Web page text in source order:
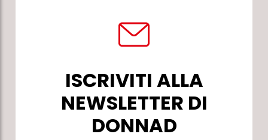
ISCRIVITI ALLA
NEWSLETTER DI
DONNAD